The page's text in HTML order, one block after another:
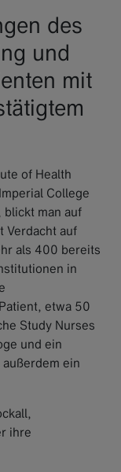
des
und
mit
of Health
College
man auf
Verdacht auf
als 400 bereits
in
etwa 50
Study Nurses
und ein
ein
ihre